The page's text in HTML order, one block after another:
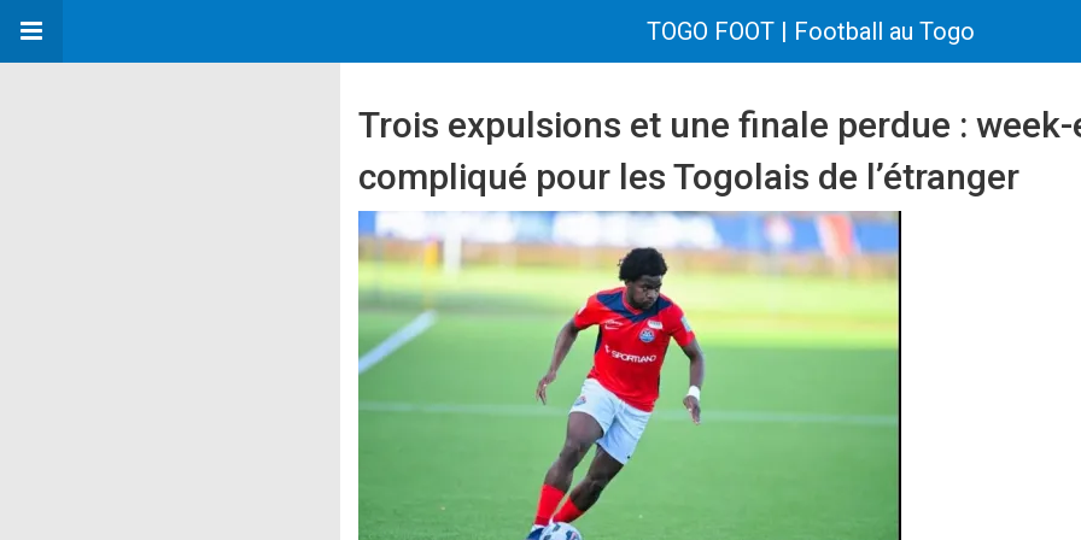
TOGO FOOT | Football au Togo
Trois expulsions et une finale perdue :
compliqué pour les Togolais de l’étranger